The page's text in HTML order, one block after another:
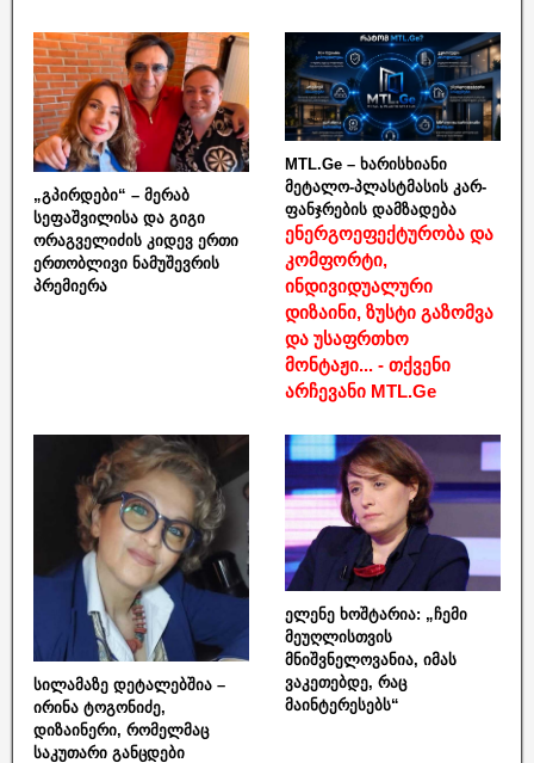
„გპირდები“ – მერაბ
სეფაშვილისა და გიგი
ორაგველიძის კიდევ ერთი
ერთობლივი ნამუშევრის
პრემიერა
MTL.Ge – ხარისხიანი
მეტალო-პლასტმასის კარ-
ფანჯრების დამზადება
ენერგოეფექტურობა და
კომფორტი,
ინდივიდუალური
დიზაინი, ზუსტი გაზომვა
და უსაფრთხო
მონტაჟი... - თქვენი
არჩევანი MTL.Ge
სილამაზე დეტალებშია –
ირინა ტოგონიძე,
დიზაინერი, რომელმაც
საკუთარი განცდები
ელენე ხოშტარია: „ჩემი
მეუღლისთვის
მნიშვნელოვანია, იმას
ვაკეთებდე, რაც
მაინტერესებს“